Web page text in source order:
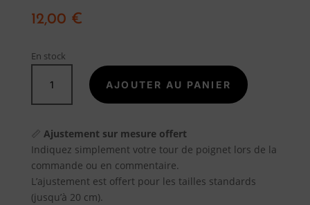
Promotions
A
propos
Contact
12,00 €
En stock
Bague
Laurier
plaquée
Or
Réglable
AJOUTER AU PANIER
📏 Ajustement sur mesure offert
Indiquez simplement votre tour de poignet lors de la
commande ou en commentaire.
L’ajustement est offert pour les tailles standards
(jusqu’à 20 cm).